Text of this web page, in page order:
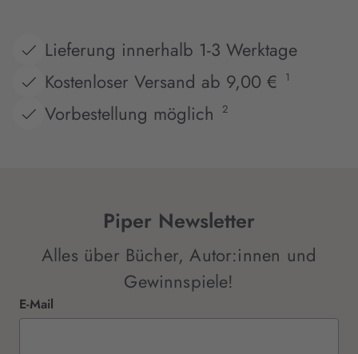
Lieferung innerhalb 1-3 Werktage
Kostenloser Versand ab 9,00 €
1
Vorbestellung möglich 2
Piper Newsletter
Alles über Bücher, Autor:innen und
Gewinnspiele!
E-Mail